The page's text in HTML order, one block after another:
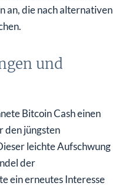
an, die nach alternativen
und
Bitcoin Cash einen
den jüngsten
leichte Aufschwung
der
ein erneutes Interesse